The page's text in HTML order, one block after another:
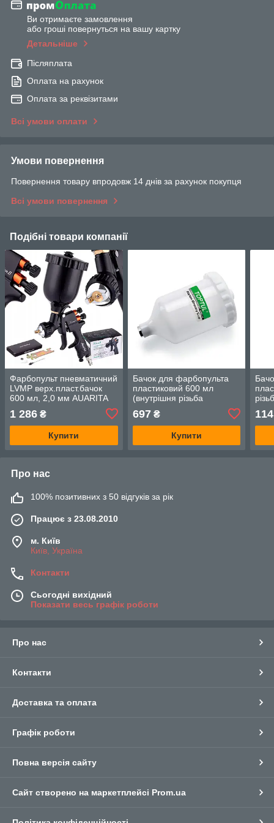
Ви отримаєте замовлення
або гроші повернуться на вашу картку
Детальніше
Післяплата
Оплата на рахунок
Оплата за реквізитами
Всі умови оплати
Умови повернення
Повернення товару впродовж 14 днів за рахунок покупця
Всі умови повернення
Подібні товари компанії
Фарбопульт пневматичний
LVMP верх.пласт.бачок
600 мл, 2,0 мм AUARITA
1 286 ₴
Купити
Бачок для фарбопульта
пластиковий 600 мл
(внутрішня різьба
KALN0160
697₴
Купити
114
Про нас
100% позитивних з 50 відгуків за рік
Працює з 23.08.2010
м. Київ
Київ, Україна
Контакти
Сьогодні вихідний
Показати весь графік роботи
Про нас
Контакти
Доставка та оплата
Графік роботи
Повна версія сайту
Сайт створено на маркетплейсі Prom.ua